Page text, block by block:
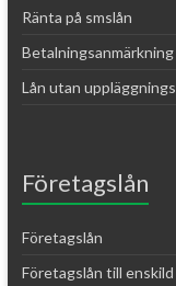
Ränta på smslån
Betalningsanmärkning
Lån utan
Företagslån
Företagslån
Företagslån till enskild